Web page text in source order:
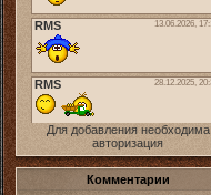
Для добавления необходима
авторизация
Комментарии